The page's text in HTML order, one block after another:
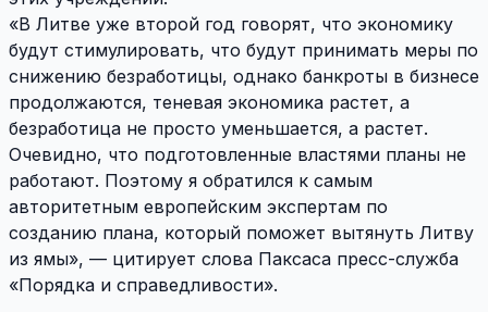
«В Литве уже второй год говорят, что экономику
будут стимулировать, что будут принимать меры по
снижению безработицы, однако банкроты в бизнесе
продолжаются, теневая экономика растет, а
безработица не просто уменьшается, а растет.
Очевидно, что подготовленные властями планы не
работают. Поэтому я обратился к самым
авторитетным европейским экспертам по
созданию плана, который поможет вытянуть Литву
из ямы», — цитирует слова Паксаса пресс-служба
«Порядка и справедливости».